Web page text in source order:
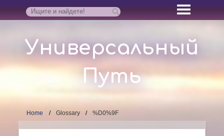
Универсальный
Путь
Home Glossary %D0%9F